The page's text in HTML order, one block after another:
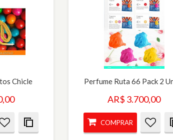
Chicle Perfume Ruta 66 Pack 2
AR$ 3.700,00
COMPRAR